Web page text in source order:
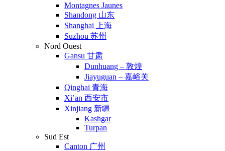
Montagnes Jaunes
Shandong 山东
Shanghai 上海
Suzhou 苏州
Nord Ouest
Gansu 甘肃
Dunhuang – 敦煌
Jiayuguan – 嘉峪关
Qinghai 青海
Xi’an 西安市
Xinjiang 新疆
Kashgar
Turpan
Sud Est
Canton 广州